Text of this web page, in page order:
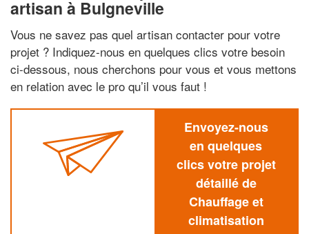
artisan à Bulgneville
Vous ne savez pas quel artisan contacter pour votre
projet ? Indiquez-nous en quelques clics votre besoin
ci-dessous, nous cherchons pour vous et vous mettons
en relation avec le pro qu’il vous faut !
Envoyez-nous
en quelques
clics votre projet
détaillé de
Chauffage et
climatisation